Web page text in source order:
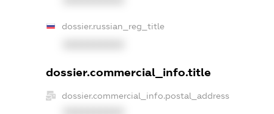
dossier.russian_reg_title
dossier.commercial_info.title
dossier.commercial_info.postal_address